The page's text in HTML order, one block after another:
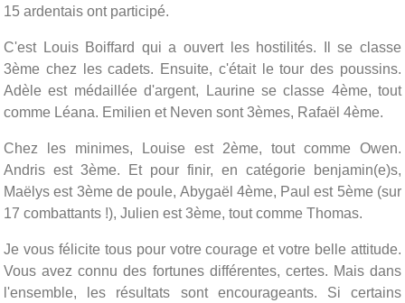
15 ardentais ont participé.
C'est Louis Boiffard qui a ouvert les hostilités. Il se classe
3ème chez les cadets. Ensuite, c'était le tour des poussins.
Adèle est médaillée d'argent, Laurine se classe 4ème, tout
comme Léana. Emilien et Neven sont 3èmes, Rafaël 4ème.
Chez les minimes, Louise est 2ème, tout comme Owen.
Andris est 3ème. Et pour finir, en catégorie benjamin(e)s,
Maëlys est 3ème de poule, Abygaël 4ème, Paul est 5ème (sur
17 combattants !), Julien est 3ème, tout comme Thomas.
Je vous félicite tous pour votre courage et votre belle attitude.
Vous avez connu des fortunes différentes, certes. Mais dans
l'ensemble, les résultats sont encourageants. Si certains